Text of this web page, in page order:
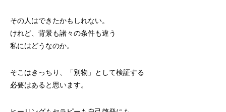
その人はできたかもしれない。
けれど、背景も諸々の条件も違う
私にはどうなのか。
そこはきっちり、「別物」として検証する
必要はあると思います。